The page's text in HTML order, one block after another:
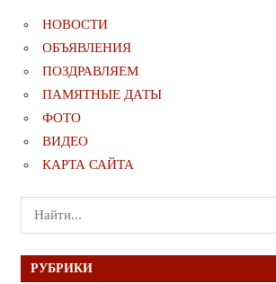
НОВОСТИ
ОБЪЯВЛЕНИЯ
ПОЗДРАВЛЯЕМ
ПАМЯТНЫЕ ДАТЫ
ФОТО
ВИДЕО
КАРТА САЙТА
Поиск
для:
РУБРИКИ